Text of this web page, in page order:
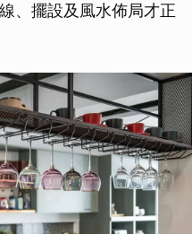
、擺設及風水佈局才正